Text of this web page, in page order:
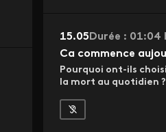
15.05 Durée : 01:04
Ca commence
Pourquoi ont-ils
la mort au quotidien ?